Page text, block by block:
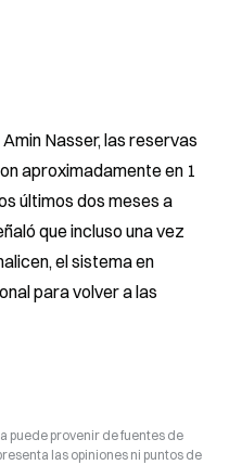
Nasser, las reservas
aproximadamente en 1
últimos dos meses a
que incluso una vez
el sistema en
para volver a las
puede provenir de fuentes de
las opiniones ni puntos de